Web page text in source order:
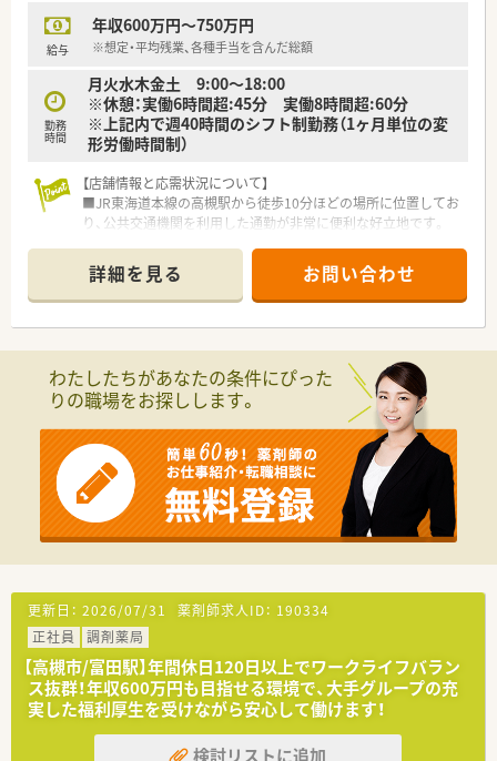
・・＊ 店舗特徴 ＊・・
■面対応薬局ですので、スキルアップを目指せます♪
・・＊ こんな方にオススメ＊・・
■大手企業で安心してご勤務したい方！
■複数科目でご経験を積みたい方！
■電車通勤で便利に勤務をしたい方！
給与
年収600万円～750万円
※想定・平均残業、各種手当を含んだ総額
勤務
時間
月火水木金土 9:00～18:00
※休憩：実働6時間超:45分 実働8時間超:60分
※上記内で週40時間のシフト制勤務（1ヶ月単位の変
形労働時間制）
【店舗情報と応需状況について】
■JR東海道本線の高槻駅から徒歩10分ほどの場所に位置してお
り、公共交通機関を利用した通勤が非常に便利な好立地です。
おり、外来対応とは異なる専門性の高い応需状況となっていま
す。
■薬剤師は正社員2名とパート1名の計3名が在籍しており、常時
2名体制を維持することで無理のない業務運営を行っています。
■在宅業務の拡大に伴う組織体制強化のための増員募集であり、
現場をリードしていただける経験者の方を急募しております。
■居宅や施設への訪問が中心となるため、普通自動車運転免許を
保有し、運転業務をマストで対応できる方を求めています。
■指示されたことだけでなく、会社への貢献を考えて自ら主体的
に動ける方であれば、年齢を問わず正当に評価される環境です。
【法人特徴について】
■大阪府内にて調剤薬局4店舗のほか、複数の介護施設を運営し
ており、地域医療と介護の連携を強みとしている法人です。
課題や意見が経営層にダイレクトに届く風通しの良さがありま
す。
■「会社に貢献する人材には最高の評価と待遇を」という理念を
掲げており、個人の頑張りがしっかりと還元される仕組みです。
詳細を見る お問い合わせ
わたしたちがあなたの条件にぴった
りの職場をお探しします。
更新日： 2026/07/31 薬剤師求人ID： 190334
正社員
調剤薬局
【高槻市/富田駅】年間休日120日以上でワークライフバラン
ス抜群！年収600万円も目指せる環境で、大手グループの充
実した福利厚生を受けながら安心して働けます！
検討リストに追加